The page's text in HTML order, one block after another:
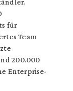
für
Team
200.000
Enterprise-